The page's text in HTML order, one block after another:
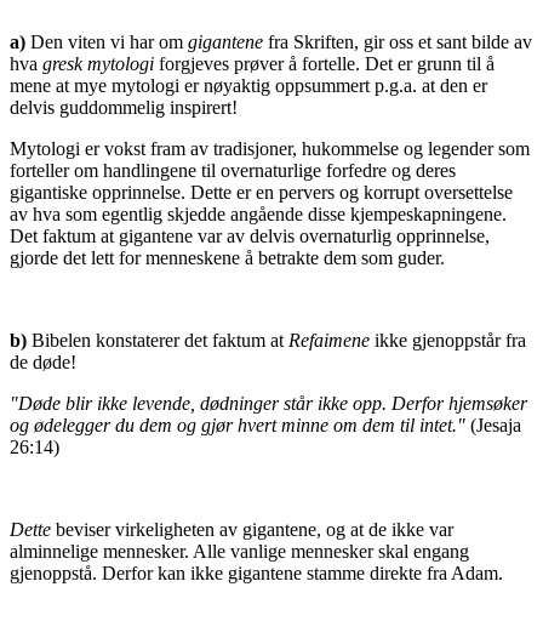
a) Den viten vi har om gigantene fra Skriften, gir oss et sant bilde av
hva gresk mytologi forgjeves prøver å fortelle. Det er grunn til å
mene at mye mytologi er nøyaktig oppsummert p.g.a. at den er
delvis guddommelig inspirert!
Mytologi er vokst fram av tradisjoner, hukommelse og legender som
forteller om handlingene til overnaturlige forfedre og deres
gigantiske opprinnelse. Dette er en pervers og korrupt oversettelse
av hva som egentlig skjedde angående disse kjempeskapningene.
Det faktum at gigantene var av delvis overnaturlig opprinnelse,
gjorde det lett for menneskene å betrakte dem som guder.
b) Bibelen konstaterer det faktum at Refaimene ikke gjenoppstår fra
de døde!
"Døde blir ikke levende, dødninger står ikke opp. Derfor hjemsøker
og ødelegger du dem og gjør hvert minne om dem til intet." (Jesaja
26:14)
Dette beviser virkeligheten av gigantene, og at de ikke var
alminnelige mennesker. Alle vanlige mennesker skal engang
gjenoppstå. Derfor kan ikke gigantene stamme direkte fra Adam.